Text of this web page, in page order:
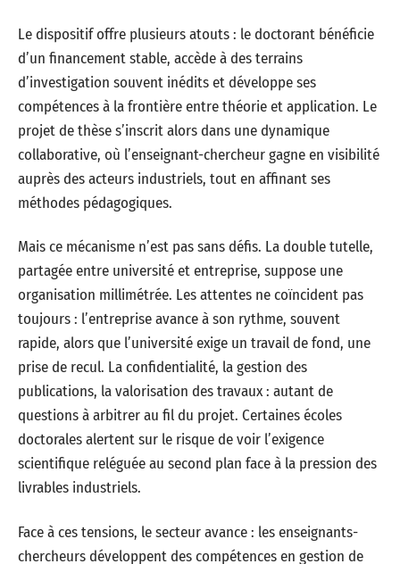
Le dispositif offre plusieurs atouts : le doctorant bénéficie
d’un financement stable, accède à des terrains
d’investigation souvent inédits et développe ses
compétences à la frontière entre théorie et application. Le
projet de thèse s’inscrit alors dans une dynamique
collaborative, où l’enseignant-chercheur gagne en visibilité
auprès des acteurs industriels, tout en affinant ses
méthodes pédagogiques.
Mais ce mécanisme n’est pas sans défis. La double tutelle,
partagée entre université et entreprise, suppose une
organisation millimétrée. Les attentes ne coïncident pas
toujours : l’entreprise avance à son rythme, souvent
rapide, alors que l’université exige un travail de fond, une
prise de recul. La confidentialité, la gestion des
publications, la valorisation des travaux : autant de
questions à arbitrer au fil du projet. Certaines écoles
doctorales alertent sur le risque de voir l’exigence
scientifique reléguée au second plan face à la pression des
livrables industriels.
Face à ces tensions, le secteur avance : les enseignants-
chercheurs développent des compétences en gestion de